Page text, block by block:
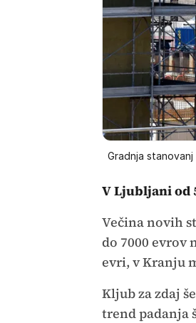
Gradnja stanovanj
V Ljubljani od
Večina novih
do 7000 evrov
evri, v Kranju
Kljub za zdaj
trend padanja